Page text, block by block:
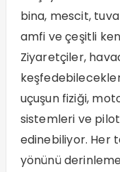
bina, mescit,
amfi ve çeşitli
Ziyaretçiler,
uçuşun fiziği,
sistemleri ve
edinebiliyor. Her
yönünü